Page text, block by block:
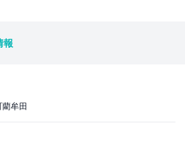
報
牟田